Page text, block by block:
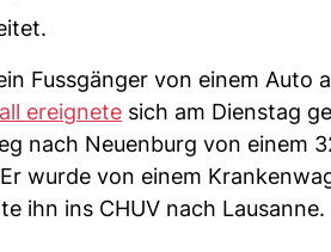
Fussgänger von einem Auto
ereignete sich am Dienstag
nach Neuenburg von einem
wurde von einem
ihn ins CHUV nach Lausanne.